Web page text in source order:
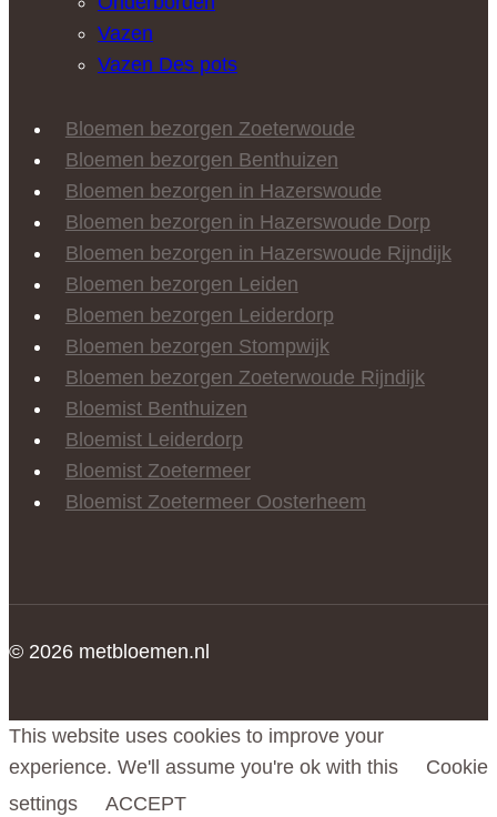
Vazen
Vazen Des pots
Bloemen bezorgen Zoeterwoude
Bloemen bezorgen Benthuizen
Bloemen bezorgen in Hazerswoude
Bloemen bezorgen in Hazerswoude Dorp
Bloemen bezorgen in Hazerswoude Rijndijk
Bloemen bezorgen Leiden
Bloemen bezorgen Leiderdorp
Bloemen bezorgen Stompwijk
Bloemen bezorgen Zoeterwoude Rijndijk
Bloemist Benthuizen
Bloemist Leiderdorp
Bloemist Zoetermeer
Bloemist Zoetermeer Oosterheem
© 2026 metbloemen.nl
This website uses cookies to improve your
experience. We'll assume you're ok with this
Cookie
settings
ACCEPT